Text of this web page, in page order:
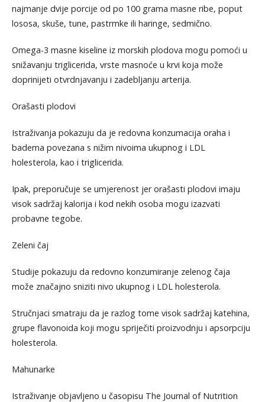
najmanje dvije porcije od po 100 grama masne ribe, poput
lososa, skuše, tune, pastrmke ili haringe, sedmično.
Omega-3 masne kiseline iz morskih plodova mogu pomoći u
snižavanju triglicerida, vrste masnoće u krvi koja može
doprinijeti otvrdnjavanju i zadebljanju arterija.
Orašasti plodovi
Istraživanja pokazuju da je redovna konzumacija oraha i
badema povezana s nižim nivoima ukupnog i LDL
holesterola, kao i triglicerida.
Ipak, preporučuje se umjerenost jer orašasti plodovi imaju
visok sadržaj kalorija i kod nekih osoba mogu izazvati
probavne tegobe.
Zeleni čaj
Studije pokazuju da redovno konzumiranje zelenog čaja
može značajno sniziti nivo ukupnog i LDL holesterola.
Stručnjaci smatraju da je razlog tome visok sadržaj katehina,
grupe flavonoida koji mogu spriječiti proizvodnju i apsorpciju
holesterola.
Mahunarke
Istraživanje objavljeno u časopisu The Journal of Nutrition